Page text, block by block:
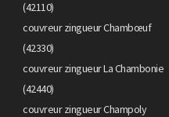
(42110)
couvreur zingueur Chambœuf
(42330)
couvreur zingueur La Chambonie
(42440)
couvreur zingueur Champoly